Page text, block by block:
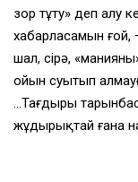
зор тұту» деп алу
хабарласамын ғой,
шал, сірә,
ойын суытып
…Тағдыры
жұдырықтай ғана